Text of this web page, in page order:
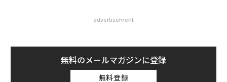
advertisement
無料のメールマガジンに登録
無料登録